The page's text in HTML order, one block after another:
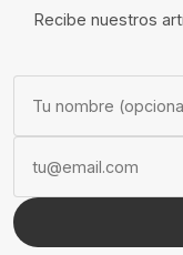
Recibe nuestros